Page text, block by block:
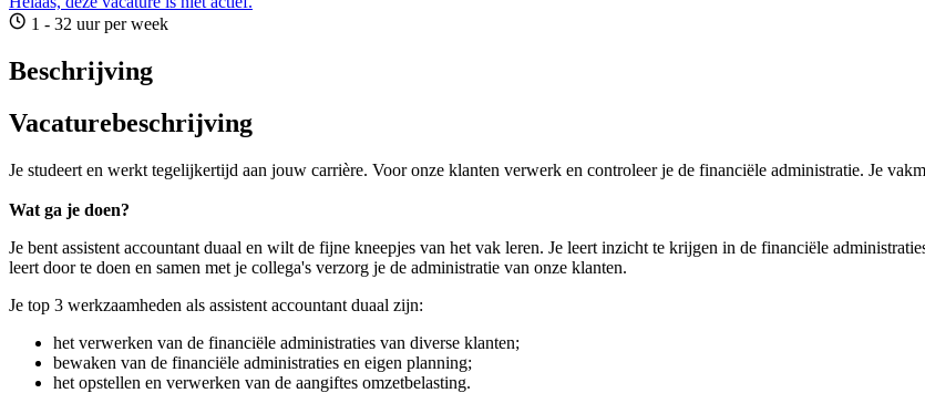
1 - 32 uur per week
Beschrijving
Vacaturebeschrijving
Je studeert en werkt tegelijkertijd aan jouw carrière. Voor onze klanten verwerk en controleer je de financiële administratie. Je
Wat ga je doen?
Je bent assistent accountant duaal en wilt de fijne kneepjes van het vak leren. Je leert inzicht te krijgen in de financiële
leert door te doen en samen met je collega's verzorg je de administratie van onze klanten.
Je top 3 werkzaamheden als assistent accountant duaal zijn:
het verwerken van de financiële administraties van diverse klanten;
bewaken van de financiële administraties en eigen planning;
het opstellen en verwerken van de aangiftes omzetbelasting.